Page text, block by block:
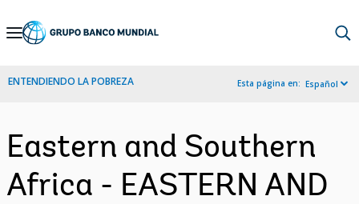
Skip
Navigation
ENTENDIENDO LA POBREZA Esta página en: Español
Eastern and Southern
Africa - EASTERN AND